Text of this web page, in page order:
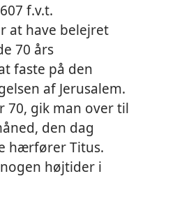
f.v.t.
at have belejret
70 års
faste på den
af Jerusalem.
70, gik man over til
den dag
hærfører Titus.
højtider i